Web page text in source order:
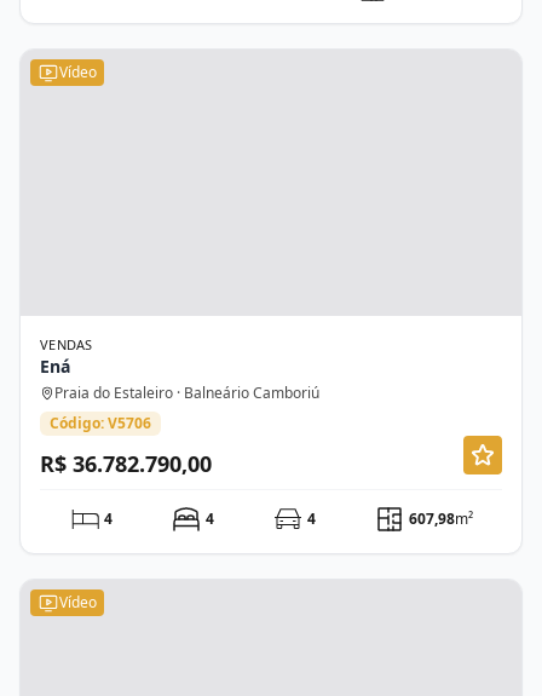
Vídeo
VENDAS
Ená
Praia do Estaleiro · Balneário Camboriú
Código: V5706
R$ 36.782.790,00
4 4 4 607,98m²
Vídeo